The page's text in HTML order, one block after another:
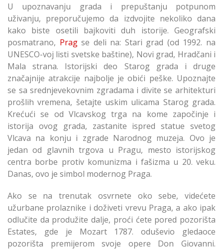
U upoznavanju grada i prepuštanju potpunom
uživanju, preporučujemo da izdvojite nekoliko dana
kako biste osetili bajkoviti duh istorije. Geografski
posmatrano, Pragse deli na: Stari grad (od 1992. na
UNESCO-voj listi svetske baštine), Novi grad, Hradčani i
Mala strana. Istorijski deo Starog grada i druge
značajnije atrakcije najbolje je obići peške. Upoznajte
se sa srednjevekovnim zgradama i divite se arhitekturi
prošlih vremena, šetajte uskim ulicama Starog grada.
Krećući se od Vlcavskog trga na kome započinje i
istorija ovog grada, zastanite ispred statue svetog
Vlcava na konju i zgrade Narodnog muzeja. Ovo je
jedan od glavnih trgova u Pragu, mesto istorijskog
centra borbe protiv komunizma i fašizma u 20. veku.
Danas, ovo je simbol modernog Praga.
Ako se na trenutak osvrnete oko sebe, videćete
užurbane prolaznike i doživeti vrevu Praga, a ako ipak
odlučite da produžite dalje, proći ćete pored pozorišta
Estates, gde je Mozart 1787. oduševio gledaoce
pozorišta premijerom svoje opere Don Giovanni.